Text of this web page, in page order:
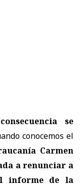
se
conocemos el
Carmen
a renunciar a
informe de la